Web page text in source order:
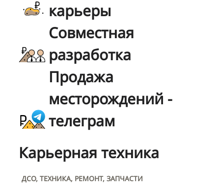
карьеры
Совместная
разработка
Продажа
месторождений -
телеграм
Карьерная техника
ДСО, ТЕХНИКА, РЕМОНТ, ЗАПЧАСТИ